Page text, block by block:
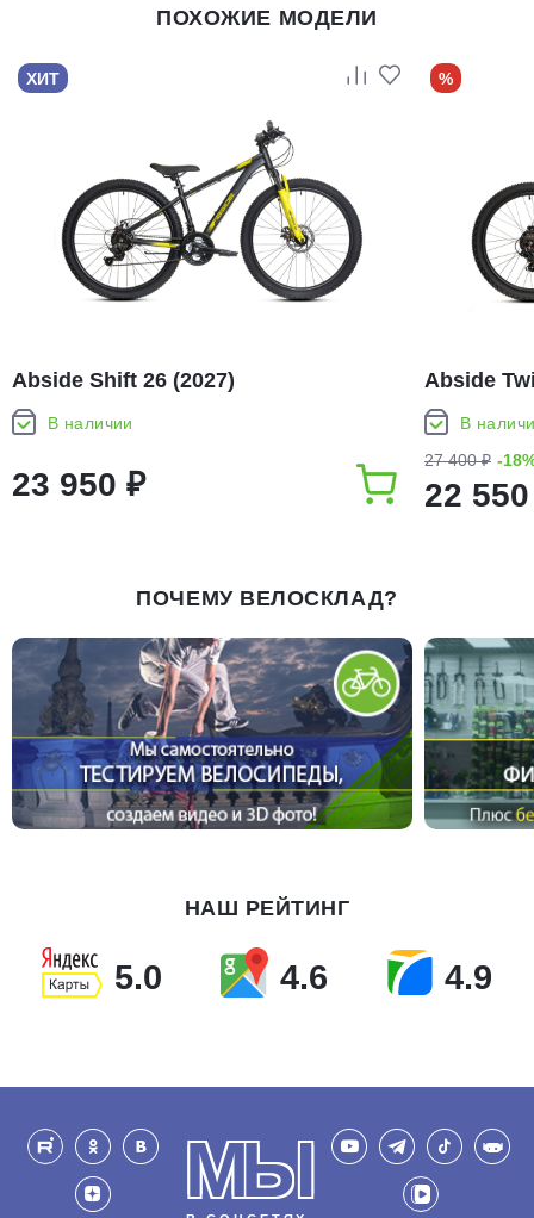
ПОХОЖИЕ МОДЕЛИ
ХИТ
Abside Shift 26 (2027)
В наличии
23 950 ₽
%
Abside
В
27 400 ₽ -
22
ПОЧЕМУ ВЕЛОСКЛАД?
НАШ РЕЙТИНГ
5.0 4.6 4.9
МЫ